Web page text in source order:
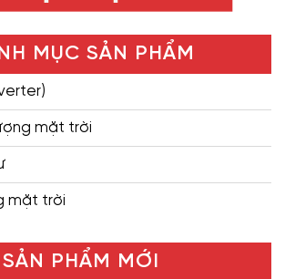
MỤC SẢN PHẨM
mặt trời
mặt trời
SẢN PHẨM MỚI